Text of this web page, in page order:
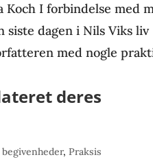
I forbindelse med
siste dagen i Nils Viks liv
med nogle
deres
,Praksis